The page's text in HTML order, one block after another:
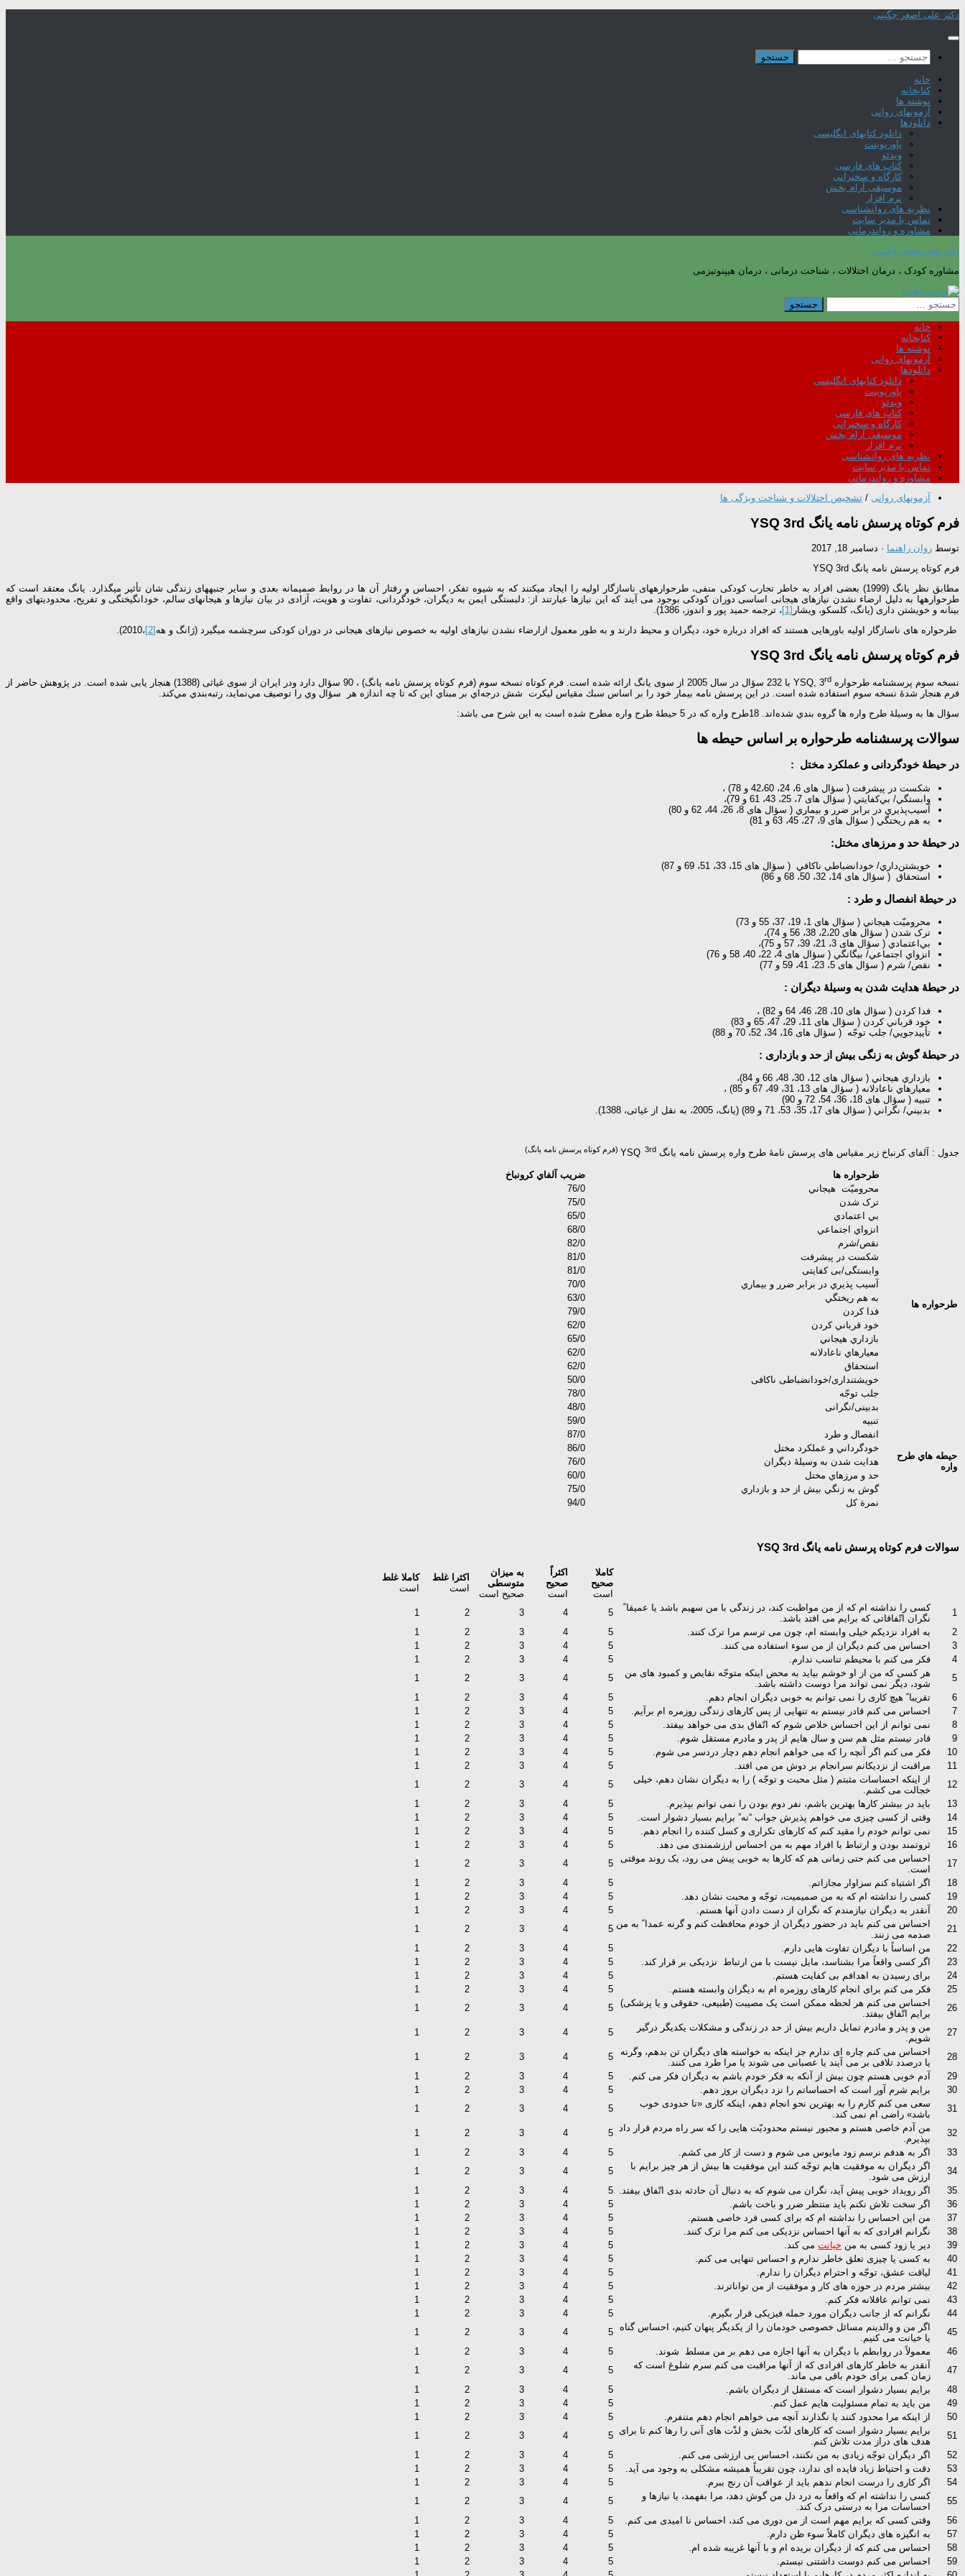
Skip
content
دکتر علی اصغر چگینی
جستجو
برای:
خانه
کتابخانه
نوشته ها
آزمونهای روانی
دانلودها
دانلود کتابهای انگلیسی
پاورپوینت
ویدئو
کتاب های فارسی
کارگاه و سخنرانی
موسیقی آرام بخش
نرم افزار
نظریه های روانشناسی
تماس با مدیر سایت
مشاوره و رواندرمانی
دکتر علی اصغر چگینی
مشاوره کودک ، درمان اختلالات ، شناخت درمانی ، درمان هیپنوتیزمی
جستجو
برای:
خانه
کتابخانه
نوشته ها
آزمونهای روانی
دانلودها
دانلود کتابهای انگلیسی
پاورپوینت
ویدئو
کتاب های فارسی
کارگاه و سخنرانی
موسیقی آرام بخش
نرم افزار
نظریه های روانشناسی
تماس با مدیر سایت
مشاوره و رواندرمانی
آزمونهای روانی / تشخیص اختلالات و شناخت ویژگی ها
فرم کوتاه پرسش نامه یانگ YSQ 3rd
توسط روان راهنما · دسامبر 18, 2017
فرم کوتاه پرسش نامه یانگ YSQ 3rd
مطابق نظر یانگ (1999) بعضی افراد به خاطر تجارب کودکی منفی، طرحواره­های ناسازگار اولیه را ایجاد می­کنند که به شیوه تفکر، احساس و رفتار آن ها در روابط صمیمانه بعدی و سایر جنبه­های زندگی شان تأثیر می­گذارد. یانگ معتقد است که
طرحواره­ها به دلیل ارضاء نشدن نیاز­های هیجانی اساسی دوران کودکی بوجود می آیند که این نیازها عبارتند از: دلبستگی ایمن به دیگران، خودگردانی، تفاوت و هویت، آزادی در بیان نیازها و هیجان­های سالم، خودانگیختگی و تفریح، محدودیت­های واقع
بینانه و خویشتن داری (یانگ، کلسکو، ویشار [1]
، ترجمه حمید پور و اندوز، 1386).
طرحواره ­های ناسازگار اولیه باورهایی هستند که افراد درباره خود، دیگران و محیط دارند و به طور معمول ازارضاء نشدن نیازهای اولیه به خصوص نیازهای هیجانی در دوران کودکی سرچشمه می­گیرد (ژانگ و هه[2] ،2010).
فرم کوتاه پرسش نامه یانگ YSQ 3rd
نسخه سوم پرسشنامه طرحواره YSQ, 3rd
با 232 سؤال در سال 2005 از سوی یانگ ارائه شده است. فرم کوتاه نسخه سوم (فرم کوتاه پرسش نامه یانگ) ، 90 سؤال دارد ودر ایران از سوی غیاثی (1388) هنجار یابی شده است. در پژوهش حاضر از
فرم هنجار شدۀ نسخه سوم استفاده شده است. در این پرسش نامه بيمار خود را بر اساس سبك مقياس ليكرت شش درجه‌اي بر مبناي اين كه تا چه اندازه هر سؤال وي را توصيف مي‌نمايد، رتبه‌بندي مي‌كند.
سؤال ‌ها به وسيلۀ طرح واره ‌ها گروه ‌بندي شده‌اند. 18طرح واره که در 5 حیطۀ طرح واره مطرح شده است به این شرح می باشد:
سوالات پرسشنامه طرحواره بر اساس حیطه ها
در حيطۀ خودگردانی و عملكرد مختل :
شكست در پيشرفت ( سؤال های 6، 24، 42،60 و 78) ،
وابستگي/ بي‌كفايتي ( سؤال های 7، 25، 43، 61 و 79)،
آسيب‌پذيري در برابر ضرر و بيماري ( سؤال های 8، 26، 44، 62 و 80)
به هم ريختگي ( سؤال های 9، 27، 45، 63 و 81)
در حيطۀ حد و مرزهای مختل:
خويشتن‌داري/ خودانضباطي ناكافي ( سؤال های 15، 33، 51، 69 و 87)
استحقاق ( سؤال های 14، 32، 50، 68 و 86)
در حيطۀ انفصال و طرد :
محروميّت هيجاني ( سؤال های 1، 19، 37، 55 و 73)
ترک شدن ( سؤال های 2،20، 38، 56 و 74)،
بي‌اعتمادي ( سؤال های 3، 21، 39، 57 و 75)،
انزواي اجتماعي/ بيگانگي ( سؤال های 4، 22، 40، 58 و 76)
نقص/ شرم ( سؤال های 5، 23، 41، 59 و 77)
در حيطۀ هدايت شدن به وسیلۀ ديگران :
فدا كردن ( سؤال های 10، 28، 46، 64 و 82) ،
خود قرباني كردن ( سؤال های 11، 29، 47، 65 و 83)
تأييدجويي/ جلب توجّه ( سؤال های 16، 34، 52، 70 و 88)
در حيطۀ گوش ‌به ‌زنگی بيش از حد و بازداری :
بازداري هيجاني ( سؤال های 12، 30، 48، 66 و 84)،
معيارهاي ناعادلانه ( سؤال های 13، 31، 49، 67 و 85) ،
تنبيه ( سؤال های 18، 36، 54، 72 و 90)
بدبيني/ نگراني ( سؤال های 17، 35، 53، 71 و 89) (يانگ، 2005، به نقل از غیاثی، 1388).
جدول : آلفای کرنباخ زیر مقیاس های پرسش نامۀ طرح واره پرسش نامه یانگ YSQ 3rd (فرم کوتاه پرسش نامه یانگ)
طرحواره ها ضريب آلفاي کرونباخ
طرحواره ها
محروميّت هيجاني
76/0
ترک شدن
75/0
بي اعتمادي
65/0
انزواي اجتماعي
68/0
نقص/شرم
82/0
شکست در پيشرفت
81/0
وابستگی/بی کفایتی
81/0
آسيب پذيري در برابر ضرر و بيماري
70/0
به هم ريختگي
63/0
فدا کردن
79/0
خود قرباني کردن
62/0
بازداري هيجاني
65/0
معيارهاي ناعادلانه
62/0
استحقاق
62/0
خویشتنداری/خودانضباطی ناکافی
50/0
جلب توجّه
78/0
بدبینی/نگرانی
48/0
تنبيه
59/0
حيطه ­هاي طرح
واره
انفصال و طرد
87/0
خودگرداني و عملکرد مختل
86/0
هدايت شدن به وسیلۀ ديگران
76/0
حد و مرزهاي مختل
60/0
گوش به زنگي بيش از حد و بازداري
75/0
نمرة کل
94/0
سوالات فرم کوتاه پرسش نامه یانگ YSQ 3rd
کاملا
صحیح
است
اکثراً
صحیح
است
به میزان
متوسطی
صحیح است
اکثرا غلط
است
کاملا غلط
است
1
کسی را نداشته ام که از من مواظبت کند، در زندگی با من سهیم باشد یا عمیقا ً
نگران اتّفاقاتی که برایم می افتد باشد.
5
4
3
2
1
2
به افراد نزدیکم خیلی وابسته ام، چون می ترسم مرا ترک کنند. 5
4
3
2
1
3
احساس می کنم دیگران از من سوء استفاده می کنند. 5
4
3
2
1
4
فکر می کنم با محیطم تناسب ندارم. 5
4
3
2
1
5
هر کسی که من از او خوشم بیاید به محض اینکه متوجّه نقایص و کمبود های من
شود، دیگر نمی تواند مرا دوست داشته باشد.
5
4
3
2
1
6
تقریبا ً هیچ کاری را نمی توانم به خوبی دیگران انجام دهم. 5
4
3
2
1
7
احساس می کنم قادر نیستم به تنهایی از پس کارهای زندگی روزمره ام برآیم. 5
4
3
2
1
8
نمی توانم از این احساس خلاص شوم که اتّفاق بدی می خواهد بیفتد. 5
4
3
2
1
9
قادر نیستم مثل هم سن و سال هایم از پدر و مادرم مستقل شوم. 5
4
3
2
1
10
فکر می کنم اگر آنچه را که می خواهم انجام دهم دچار دردسر می شوم. 5
4
3
2
1
11
مراقبت از نزدیکانم سرانجام بر دوش من می افتد. 5
4
3
2
1
12
از اینکه احساسات مثبتم ( مثل محبت و توجّه ) را به دیگران نشان دهم، خیلی
خجالت می کشم.
5
4
3
2
1
13
باید در بیشتر کارها بهترین باشم، نفر دوم بودن را نمی توانم بپذیرم. 5
4
3
2
1
14
وقتی از کسی چیزی می خواهم پذیرش جواب “نه” برایم بسیار دشوار است. 5
4
3
2
1
15
نمی توانم خودم را مقید کنم که کارهای تکراری و کسل کننده را انجام دهم. 5
4
3
2
1
16
ثروتمند بودن و ارتباط با افراد مهم به من احساس ارزشمندی می دهد. 5
4
3
2
1
17
احساس می کنم حتی زمانی هم که کارها به خوبی پیش می رود، یک روند موقتی
است.
5
4
3
2
1
18
اگر اشتباه کنم سزاوار مجازاتم. 5
4
3
2
1
19
کسی را نداشته ام که به من صمیمیت، توجّه و محبت نشان دهد. 5
4
3
2
1
20
آنقدر به دیگران نیازمندم که نگران از دست دادن آنها هستم. 5
4
3
2
1
21
احساس می کنم باید در حضور دیگران از خودم محافظت کنم و گرنه عمدا ً به من
صدمه می زنند.
5
4
3
2
1
22
من اساساً با دیگران تفاوت هایی دارم. 5
4
3
2
1
23
اگر کسی واقعاً مرا بشناسد، مایل نیست با من ارتباط نزدیکی بر قرار کند. 5
4
3
2
1
24
برای رسیدن به اهدافم بی کفایت هستم. 5
4
3
2
1
25
فکر می کنم برای انجام کارهای روزمره ام به دیگران وابسته هستم. 5
4
3
2
1
26
احساس می کنم هر لحظه ممکن است یک مصیبت (طبیعی، حقوقی و یا پزشکی)
برایم اتّفاق بیفتد.
5
4
3
2
1
27
من و پدر و مادرم تمایل داریم بیش از حد در زندگی و مشکلات یکدیگر درگیر
شویم.
5
4
3
2
1
28
احساس می کنم چاره ای ندارم جز اینکه به خواسته های دیگران تن بدهم، وگرنه
یا درصدد تلافی بر می آیند یا عصبانی می شوند یا مرا طرد می کنند.
5
4
3
2
1
29
آدم خوبی هستم چون بیش از آنکه به فکر خودم باشم به دیگران فکر می کنم. 5
4
3
2
1
30
برایم شرم آور است که احساساتم را نزد دیگران بروز دهم. 5
4
3
2
1
31
سعی می کنم کارم را به بهترین نحو انجام دهم، اینکه کاری «تا حدودی خوب
باشد» راضی ام نمی کند.
5
4
3
2
1
32
من آدم خاصی هستم و مجبور نیستم محدودیّت هایی را که سر راه مردم قرار داد
بپذیرم.
5
4
3
2
1
33
اگر به هدفم نرسم زود مایوس می شوم و دست از کار می کشم. 5
4
3
2
1
34
اگر دیگران به موفقیت هایم توجّه کنند این موفقیت ها بیش از هر چیز برایم با
ارزش می شود.
5
4
3
2
1
35
اگر رویداد خوبی پیش آید، نگران می شوم که به دنبال آن حادثه بدی اتّفاق بیفتد. 5
4
3
2
1
36
اگر سخت تلاش نکنم باید منتظر ضرر و باخت باشم. 5
4
3
2
1
37
من این احساس را نداشته ام که برای کسی فرد خاصی هستم. 5
4
3
2
1
38
نگرانم افرادی که به آنها احساس نزدیکی می کنم مرا ترک کنند. 5
4
3
2
1
39
دیر یا زود کسی به من خیانت می کند. 5
4
3
2
1
40
به کسی یا چیزی تعلق خاطر ندارم و احساس تنهایی می کنم. 5
4
3
2
1
41
لیاقت عشق، توجّه و احترام دیگران را ندارم. 5
4
3
2
1
42
بیشتر مردم در حوزه های کار و موفقیت از من تواناترند. 5
4
3
2
1
43
نمی توانم عاقلانه فکر کنم. 5
4
3
2
1
44
نگرانم که از جانب دیگران مورد حمله فیزیکی قرار بگیرم. 5
4
3
2
1
45
اگر من و والدینم مسائل خصوصی خودمان را از یکدیگر پنهان کنیم، احساس گناه
یا خیانت می کنیم.
5
4
3
2
1
46
معمولاً در روابطم با دیگران به آنها اجازه می دهم بر من مسلط شوند. 5
4
3
2
1
47
آنقدر به خاطر کارهای افرادی که از آنها مراقبت می کنم سرم شلوغ است که
زمان کمی برای خودم باقی می ماند.
5
4
3
2
1
48
برایم بسیار دشوار است که مستقل از دیگران باشم. 5
4
3
2
1
49
من باید به تمام مسئولیت هایم عمل کنم. 5
4
3
2
1
50
از اینکه مرا محدود کنند یا نگذارند آنچه می خواهم انجام دهم متنفرم. 5
4
3
2
1
51
برایم بسیار دشوار است که کارهای لذّت بخش و لذّت های آنی را رها کنم تا برای
هدف های دراز مدت تلاش کنم.
5
4
3
2
1
52
اگر دیگران توجّه زیادی به من نکنند، احساس بی ارزشی می کنم. 5
4
3
2
1
53
دقت و احتیاط زیاد فایده ای ندارد، چون تقریباً همیشه مشکلی به وجود می آید. 5
4
3
2
1
54
اگر کاری را درست انجام ندهم باید از عواقب آن رنج ببرم. 5
4
3
2
1
55
کسی را نداشته ام که واقعاً به درد دل من گوش دهد، مرا بفهمد، یا نیازها و
احساسات مرا به درستی درک کند.
5
4
3
2
1
56
وقتی کسی که برایم مهم است از من دوری می کند، احساس نا امیدی می کنم. 5
4
3
2
1
57
به انگیزه های دیگران کاملاً سوء ظن دارم. 5
4
3
2
1
58
احساس می کنم که از دیگران بریده ام و با آنها غریبه شده ام. 5
4
3
2
1
59
احساس می کنم دوست داشتنی نیستم. 5
4
3
2
1